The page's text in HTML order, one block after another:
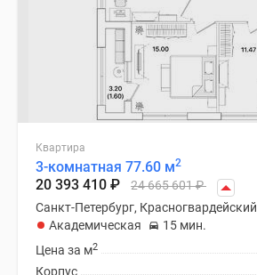
Квартира
3-комнатная 77.60 м2
20 393 410 ₽ 24 665 601₽
Санкт-Петербург, Красногвардейский
Академическая
15 мин.
Цена за м2
Корпус